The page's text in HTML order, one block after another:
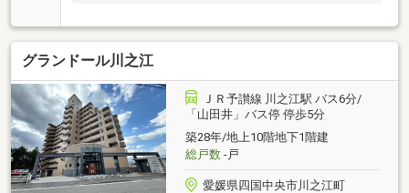
グランドール川之江
ＪＲ予讃線 川之江駅 バス6分/
「山田井」バス停 停歩5分
築28年/地上10階地下1階建
総戸数-戸
愛媛県四国中央市川之江町